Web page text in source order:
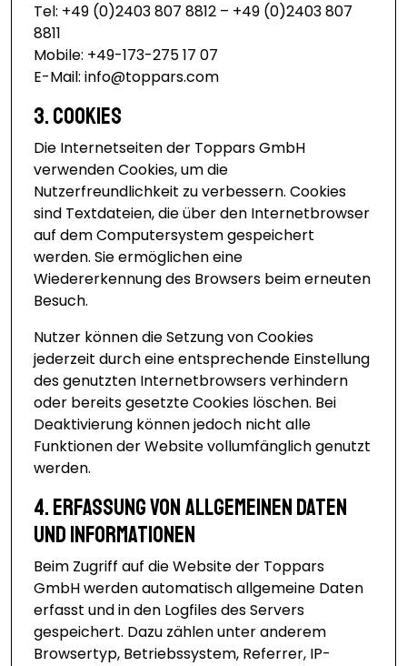
Tel: +49 (0)2403 807 8812 – +49 (0)2403 807
8811
Mobile: +49-173-275 17 07
E-Mail: info@toppars.com
3. Cookies
Die Internetseiten der Toppars GmbH
verwenden Cookies, um die
Nutzerfreundlichkeit zu verbessern. Cookies
sind Textdateien, die über den Internetbrowser
auf dem Computersystem gespeichert
werden. Sie ermöglichen eine
Wiedererkennung des Browsers beim erneuten
Besuch.
Nutzer können die Setzung von Cookies
jederzeit durch eine entsprechende Einstellung
des genutzten Internetbrowsers verhindern
oder bereits gesetzte Cookies löschen. Bei
Deaktivierung können jedoch nicht alle
Funktionen der Website vollumfänglich genutzt
werden.
4. Erfassung von allgemeinen Daten
und Informationen
Beim Zugriff auf die Website der Toppars
GmbH werden automatisch allgemeine Daten
erfasst und in den Logfiles des Servers
gespeichert. Dazu zählen unter anderem
Browsertyp, Betriebssystem, Referrer, IP-